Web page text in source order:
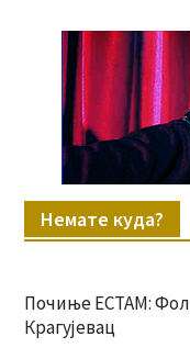
Немате куда?
Почиње ЕСТАМ:
Крагујевац